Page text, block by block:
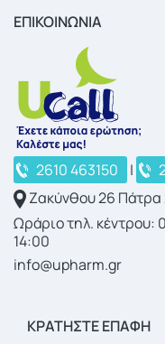
ΕΠΙΚΟΙΝΩΝΙΑ
2610 463150 |
Ζακύνθου 26 Πάτρα
Ωράριο τηλ. κέντρου:
14:00
info@upharm.gr
ΚΡΑΤΉΣΤΕ ΕΠΑΦΉ